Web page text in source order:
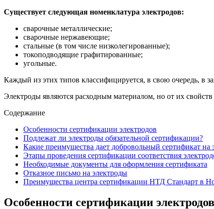
Существует следующая номенклатура электродов:
сварочные металлические;
сварочные нержавеющие;
стальные (в том числе низколегированные);
токоподводящие графитированные;
угольные.
Каждый из этих типов классифицируется, в свою очередь, в
Электроды являются расходным материалом, но от их
Содержание
Особенности сертификации электродов
Подлежат ли электроды обязательной сертификации?
Какие преимущества дает добровольный сертификат на
Этапы проведения сертификации соответствия
Необходимые документы для оформления сертификата
Отказное письмо на электроды
Преимущества центра сертификации НТД Стандарт в
Особенности сертификации электродов